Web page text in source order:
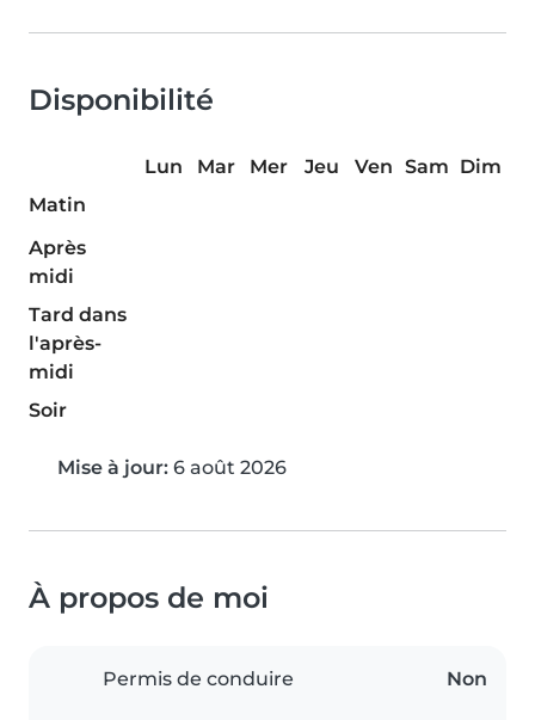
Disponibilité
Lun Mar Mer Jeu Ven Sam Dim
Matin
Après
midi
Tard dans
l'après-
midi
Soir
Mise à jour: 6 août 2026
À propos de moi
Permis de conduire Non